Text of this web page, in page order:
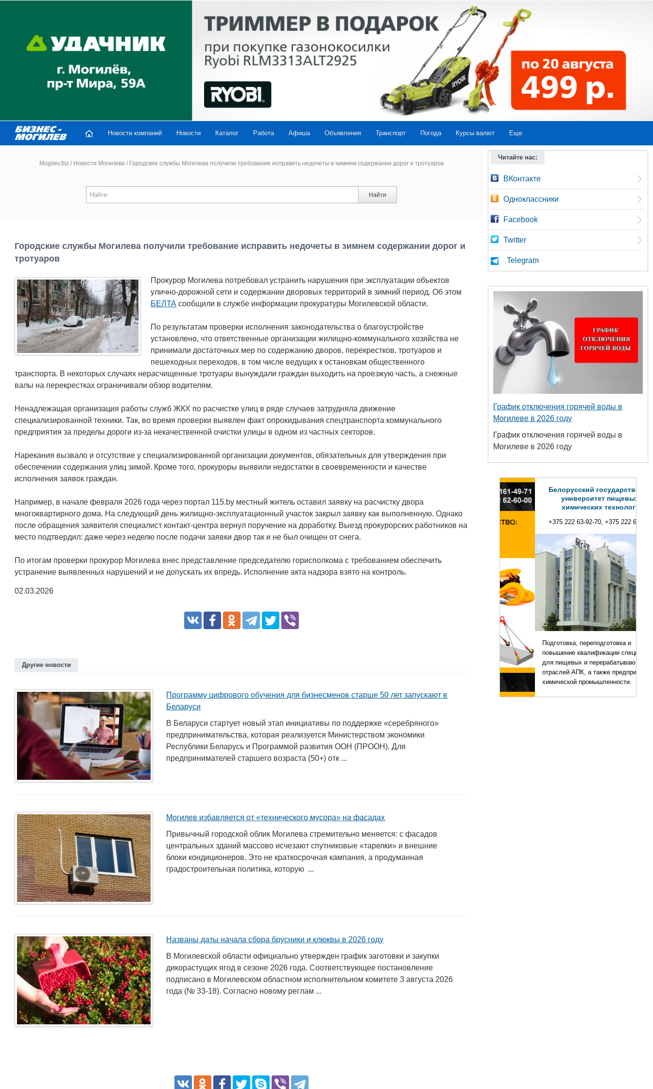
Новости компаний Новости Каталог Работа Афиша Объявления Транспорт Погода Курсы валют Еще
Mogilev.biz / Новости Могилева /Городские службы Могилева получили требование исправить недочеты в зимнем содержании дорог и тротуаров
Найти
Городские службы Могилева получили требование исправить недочеты в зимнем содержании дорог и
тротуаров
Прокурор Могилева потребовал устранить нарушения при эксплуатации объектов
улично-дорожной сети и содержании дворовых территорий в зимний период. Об этом
БЕЛТА сообщили в службе информации прокуратуры Могилевской области.
По результатам проверки исполнения законодательства о благоустройстве
установлено, что ответственные организации жилищно-коммунального хозяйства не
принимали достаточных мер по содержанию дворов, перекрестков, тротуаров и
пешеходных переходов, в том числе ведущих к остановкам общественного
транспорта. В некоторых случаях нерасчищенные тротуары вынуждали граждан выходить на проезжую часть, а снежные
валы на перекрестках ограничивали обзор водителям.
Ненадлежащая организация работы служб ЖКХ по расчистке улиц в ряде случаев затрудняла движение
специализированной техники. Так, во время проверки выявлен факт опрокидывания спецтранспорта коммунального
предприятия за пределы дороги из-за некачественной очистки улицы в одном из частных секторов.
Нарекания вызвало и отсутствие у специализированной организации документов, обязательных для утверждения при
обеспечении содержания улиц зимой. Кроме того, прокуроры выявили недостатки в своевременности и качестве
исполнения заявок граждан.
Например, в начале февраля 2026 года через портал 115.by местный житель оставил заявку на расчистку двора
многоквартирного дома. На следующий день жилищно-эксплуатационный участок закрыл заявку как выполненную. Однако
после обращения заявителя специалист контакт-центра вернул поручение на доработку. Выезд прокурорских работников на
место подтвердил: даже через неделю после подачи заявки двор так и не был очищен от снега.
По итогам проверки прокурор Могилева внес представление председателю горисполкома с требованием обеспечить
устранение выявленных нарушений и не допускать их впредь. Исполнение акта надзора взято на контроль.
02.03.2026
Другие новости
Программу цифрового обучения для бизнесменов старше 50 лет запускают в
Беларуси
В Беларуси стартует новый этап инициативы по поддержке «серебряного»
предпринимательства, которая реализуется Министерством экономики
Республики Беларусь и Программой развития ООН (ПРООН). Для
предпринимателей старшего возраста (50+) отк ...
Могилев избавляется от «технического мусора» на фасадах
Привычный городской облик Могилева стремительно меняется: с фасадов
центральных зданий массово исчезают спутниковые «тарелки» и внешние
блоки кондиционеров. Это не краткосрочная кампания, а продуманная
градостроительная политика, которую ...
Названы даты начала сбора брусники и клюквы в 2026 году
В Могилевской области официально утвержден график заготовки и закупки
дикорастущих ягод в сезоне 2026 года. Соответствующее постановление
подписано в Могилевском областном исполнительном комитете 3 августа 2026
года (№ 33-18). Согласно новому реглам ...
Читайте нас:
ВКонтакте
Одноклассники
Facebook
Twitter
Telegram
График отключения горячей воды в
Могилеве в 2026 году
График отключения горячей воды в
Могилеве в 2026 году
Белорусский государственный
университет пищевых и
химических технологий
+375 222 63-92-70, +375 222 63-18-45
Подготовка, переподготовка и
повышение квалификации специалистов
для пищевых и перерабатывающих
отраслей АПК, а также предприятий
химической промышленности.